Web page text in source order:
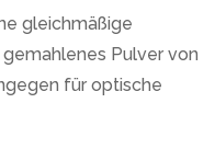
gleichmäßige
Pulver von
für optische